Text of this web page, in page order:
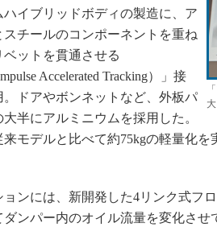
ハイブリッドボディの製造に、ア
スチールのコンポーネントを重ね
ベットを貫通させる
Accelerated Tracking）」接
。ドアやボンネットなど、外板パ
半にアルミニウムを採用した。
来モデルと比べて約75kgの軽量化
ンには、新開発した4リンク式フ
ダンパー内のオイル流量を変化さ